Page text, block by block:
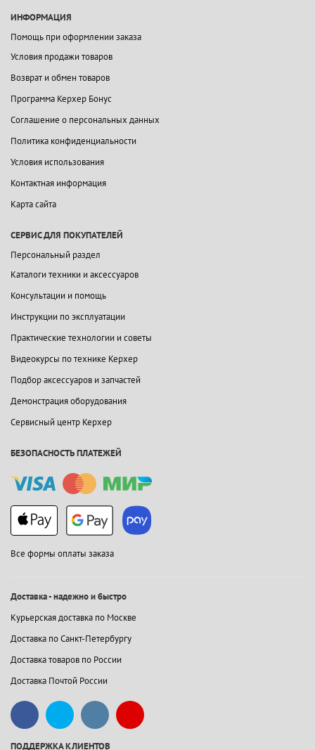
ИНФОРМАЦИЯ
Помощь при оформлении заказа
Условия продажи товаров
Возврат и обмен товаров
Программа Керхер Бонус
Соглашение о персональных данных
Политика конфиденциальности
Условия использования
Контактная информация
Карта сайта
СЕРВИС ДЛЯ ПОКУПАТЕЛЕЙ
Персональный раздел
Каталоги техники и аксессуаров
Консультации и помощь
Инструкции по эксплуатации
Практические технологии и советы
Видеокурсы по технике Керхер
Подбор аксессуаров и запчастей
Демонстрация оборудования
Сервисный центр Керхер
БЕЗОПАСНОСТЬ ПЛАТЕЖЕЙ
Все формы оплаты заказа
Доставка - надежно и быстро
Курьерская доставка по Москве
Доставка по Санкт-Петербургу
Доставка товаров по России
Доставка Почтой России
ПОДДЕРЖКА КЛИЕНТОВ